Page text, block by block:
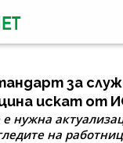
за
искат от
е нужна
на